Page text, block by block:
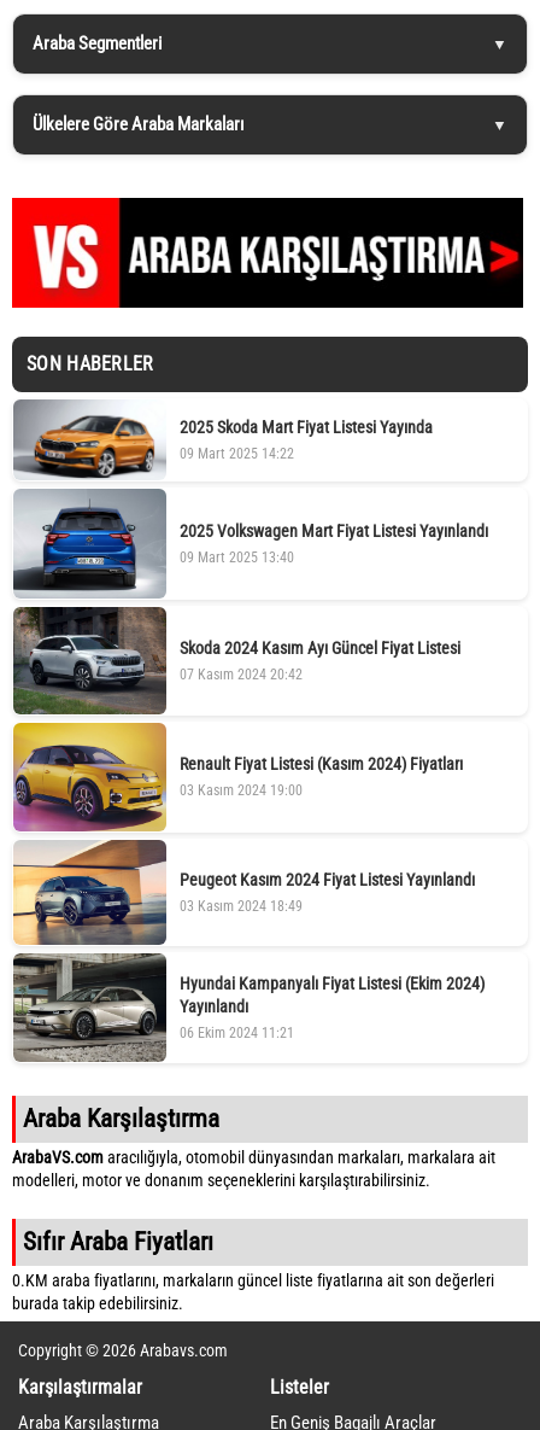
Araba Segmentleri
Ülkelere Göre Araba Markaları
SON HABERLER
2025 Skoda Mart Fiyat Listesi Yayında
09 Mart 2025 14:22
2025 Volkswagen Mart Fiyat Listesi Yayınlandı
09 Mart 2025 13:40
Skoda 2024 Kasım Ayı Güncel Fiyat Listesi
07 Kasım 2024 20:42
Renault Fiyat Listesi (Kasım 2024) Fiyatları
03 Kasım 2024 19:00
Peugeot Kasım 2024 Fiyat Listesi Yayınlandı
03 Kasım 2024 18:49
Hyundai Kampanyalı Fiyat Listesi (Ekim 2024)
Yayınlandı
06 Ekim 2024 11:21
Araba Karşılaştırma
ArabaVS.comaracılığıyla, otomobil dünyasından markaları, markalara ait
modelleri, motor ve donanım seçeneklerini karşılaştırabilirsiniz.
Sıfır Araba Fiyatları
0.KM araba fiyatlarını, markaların güncel liste fiyatlarına ait son değerleri
burada takip edebilirsiniz.
Copyright © 2026 Arabavs.com
Karşılaştırmalar
Araba Karşılaştırma
Listeler
En Geniş Bagajlı Araçlar